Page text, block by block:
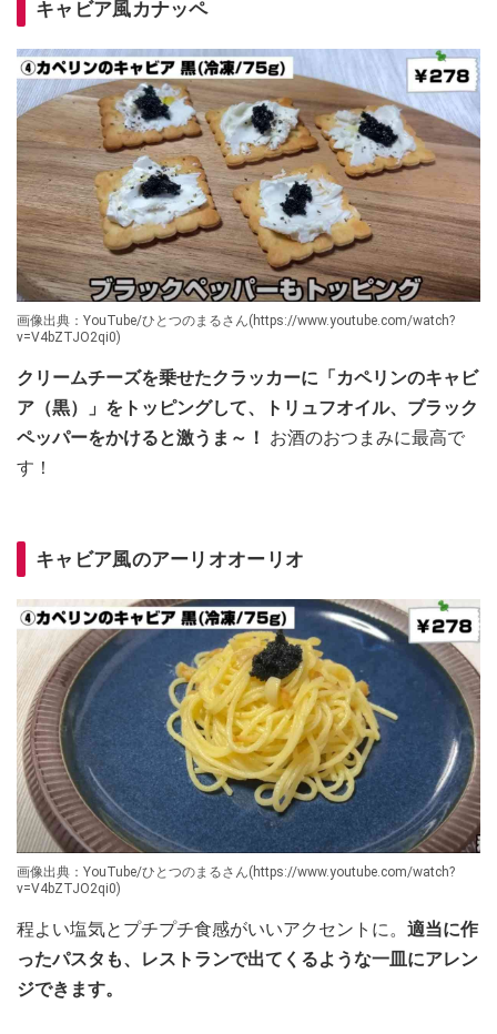
キャビア風カナッペ
画像出典：YouTube/ひとつのまるさん(https://www.youtube.com/watch?
v=V4bZTJO2qi0)
クリームチーズを乗せたクラッカーに「カペリンのキャビ
ア（黒）」をトッピングして、トリュフオイル、ブラック
ペッパーをかけると激うま～！ お酒のおつまみに最高で
す！
キャビア風のアーリオオーリオ
画像出典：YouTube/ひとつのまるさん(https://www.youtube.com/watch?
v=V4bZTJO2qi0)
程よい塩気とプチプチ食感がいいアクセントに。 適当に作
ったパスタも、レストランで出てくるような一皿にアレン
ジできます。